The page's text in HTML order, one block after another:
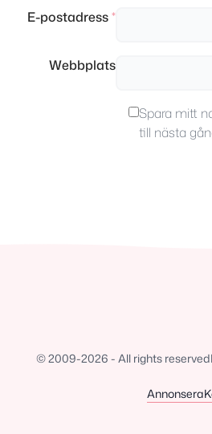
E-postadress*
Webbplats
Spara mitt
till nästa
© 2009-2026 - All rights reserved
Annonsera